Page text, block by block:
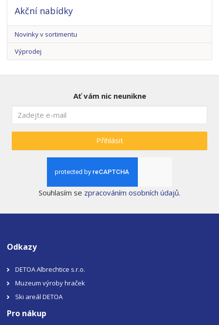
Akční nabídky
Novinky v sortimentu
Výprodej
Ať vám nic neunikne
Přihlásit
Souhlasím se zpracováním osobních údajů.
Odkazy
DETOA Albrechtice s.r.o.
Muzeum výroby hraček
Ski areál DETOA
Pro nákup